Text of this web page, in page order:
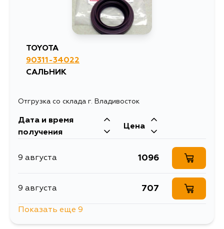
TOYOTA
90311-34022
САЛЬНИК
Отгрузка со склада г. Владивосток
Дата и время
получения
Цена
9 августа 1096
9 августа 707
Показать еще 9